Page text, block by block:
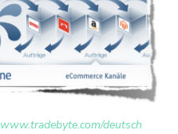
www.tradebyte.com/deutsch